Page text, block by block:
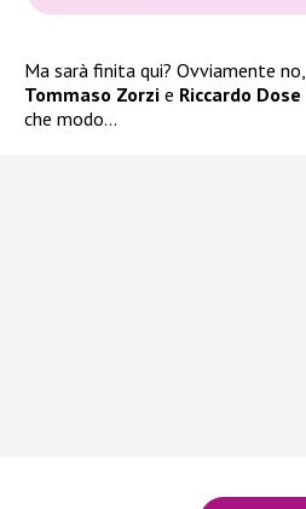
Ma sarà finita qui? Ovviamente
Tommaso Zorzi e Riccardo Dose
che modo…